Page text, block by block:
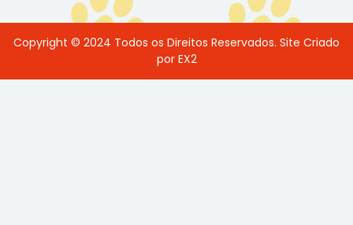
Copyright © 2024 Todos os Direitos Reservados. Site Criado
por EX2